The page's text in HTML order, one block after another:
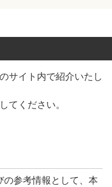
のサイト内で紹介いたし
てください。
の参考情報として、本